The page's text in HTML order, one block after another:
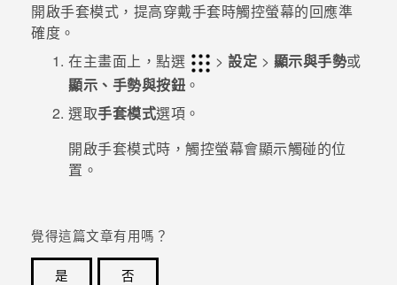
優惠專區
焦點訊息
校園專案
企業採購
銷售通路
支援服務
VIVELAND
開啟手套模式，提高穿戴手套時觸控螢幕的回應準
確度。
在主畫面上，點選 > 設定 > 顯示與手勢或
顯示、手勢與按鈕 。
選取手套模式選項。
開啟手套模式時，觸控螢幕會顯示觸碰的位
置。
覺得這篇文章有用嗎？
是
否